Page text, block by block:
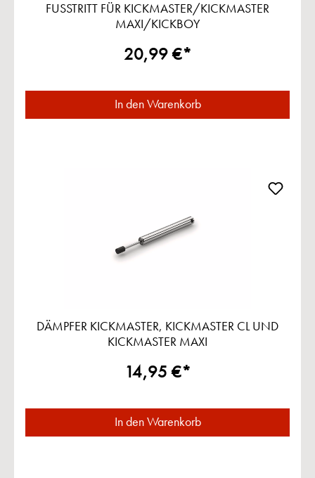
FUSSTRITT FÜR KICKMASTER/KICKMASTER
MAXI/KICKBOY
20,99 €*
In den Warenkorb
DÄMPFER KICKMASTER, KICKMASTER CL UND
KICKMASTER MAXI
14,95 €*
In den Warenkorb